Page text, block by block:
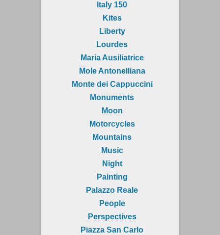
Italy 150
Kites
Liberty
Lourdes
Maria Ausiliatrice
Mole Antonelliana
Monte dei Cappuccini
Monuments
Moon
Motorcycles
Mountains
Music
Night
Painting
Palazzo Reale
People
Perspectives
Piazza San Carlo